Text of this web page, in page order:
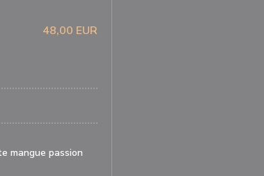
48,00 EUR
mangue passion